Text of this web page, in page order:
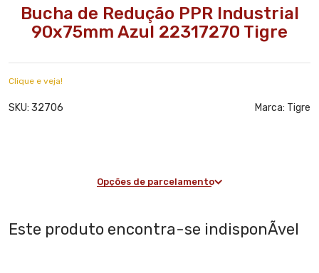
Bucha de Redução PPR Industrial
90x75mm Azul 22317270 Tigre
Clique e veja!
SKU: 32706 Marca: Tigre
Opções de parcelamento